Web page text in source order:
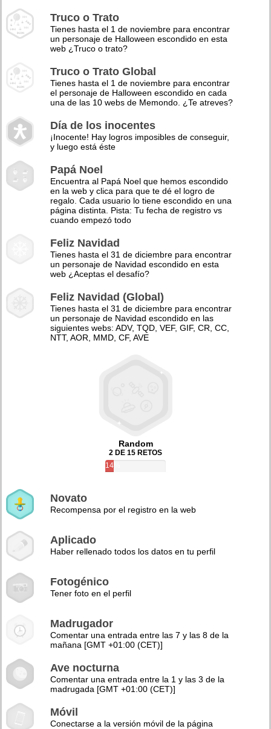
Truco o Trato
Tienes hasta el 1 de noviembre para encontrar
un personaje de Halloween escondido en esta
web ¿Truco o trato?
Truco o Trato Global
Tienes hasta el 1 de noviembre para encontrar
el personaje de Halloween escondido en cada
una de las 10 webs de Memondo. ¿Te atreves?
Día de los inocentes
¡Inocente! Hay logros imposibles de conseguir,
y luego está éste
Papá Noel
Encuentra al Papá Noel que hemos escondido
en la web y clica para que te dé el logro de
regalo. Cada usuario lo tiene escondido en una
página distinta. Pista: Tu fecha de registro vs
cuando empezó todo
Feliz Navidad
Tienes hasta el 31 de diciembre para encontrar
un personaje de Navidad escondido en esta
web ¿Aceptas el desafío?
Feliz Navidad (Global)
Tienes hasta el 31 de diciembre para encontrar
un personaje de Navidad escondido en las
siguientes webs: ADV, TQD, VEF, GIF, CR, CC,
NTT, AOR, MMD, CF, AVE
Random
2 DE 15 RETOS
14%
Novato
Recompensa por el registro en la web
Aplicado
Haber rellenado todos los datos en tu perfil
Fotogénico
Tener foto en el perfil
Madrugador
Comentar una entrada entre las 7 y las 8 de la
mañana [GMT +01:00 (CET)]
Ave nocturna
Comentar una entrada entre la 1 y las 3 de la
madrugada [GMT +01:00 (CET)]
Móvil
Conectarse a la versión móvil de la página